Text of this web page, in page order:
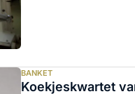
BANKET
Koekjeskwartet